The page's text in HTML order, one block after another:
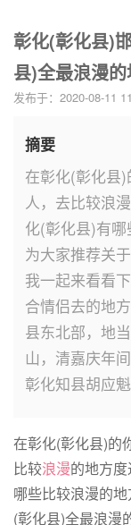
彰化(彰化县)
县)全最浪漫
发布于：2020-08-11
摘要
在彰化(彰化县
人，去比较浪
化(彰化县)有
为大家推荐关
我一起来看看
合情侣去的地
县东北部，地
山，清嘉庆年
彰化知县胡应
在彰化(彰化县)的
比较浪漫的地方
哪些比较浪漫的
(彰化县)全最浪漫